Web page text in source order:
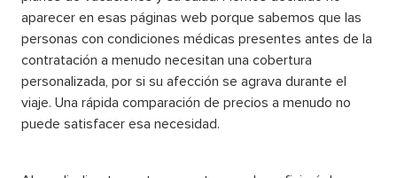
aparecer en esas páginas web porque sabemos que las
personas con condiciones médicas presentes antes de la
contratación a menudo necesitan una cobertura
personalizada, por si su afección se agrava durante el
viaje. Una rápida comparación de precios a menudo no
puede satisfacer esa necesidad.